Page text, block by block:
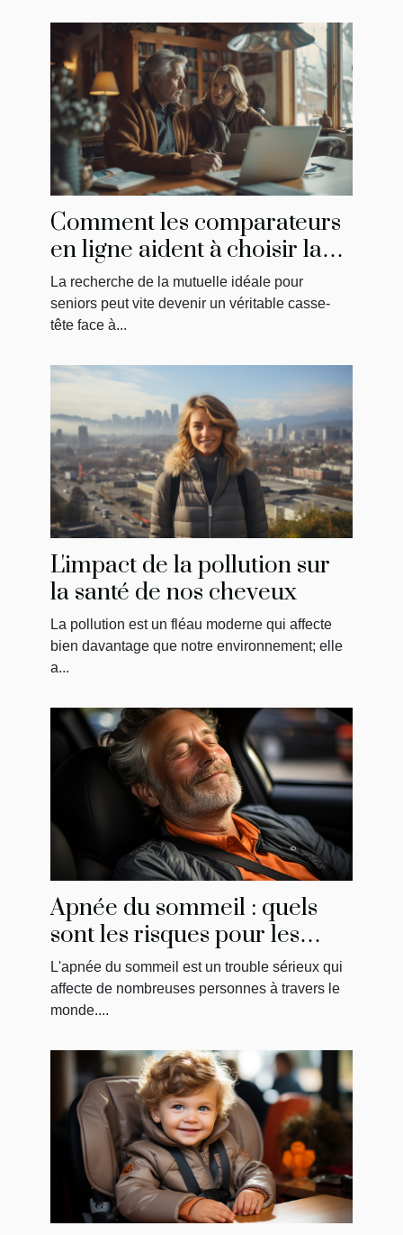
Comment les comparateurs
en ligne aident à choisir la
meilleure mutuelle pour
seniors
La recherche de la mutuelle idéale pour
seniors peut vite devenir un véritable casse-
tête face à...
L'impact de la pollution sur
la santé de nos cheveux
La pollution est un fléau moderne qui affecte
bien davantage que notre environnement; elle
a...
Apnée du sommeil : quels
sont les risques pour les
conducteurs?
L'apnée du sommeil est un trouble sérieux qui
affecte de nombreuses personnes à travers le
monde....